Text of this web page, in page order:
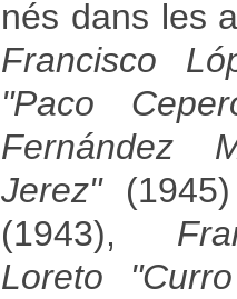
nés dans les
Francisco
"Paco
Fernández
Jerez"
(1943),
Loreto